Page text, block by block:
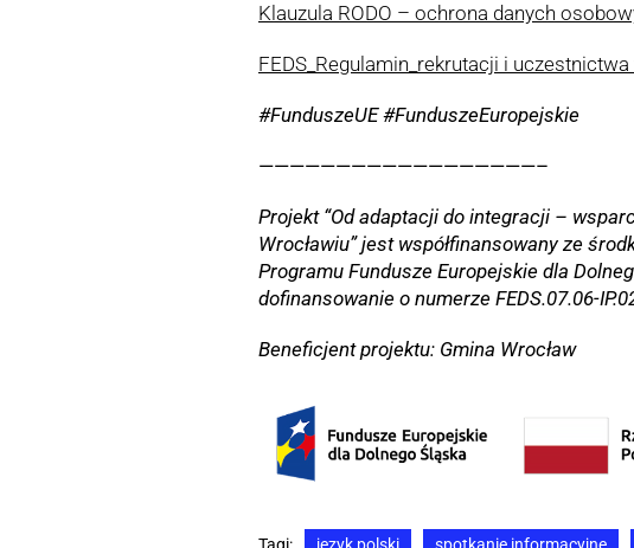
Klauzula RODO – ochrona danych
FEDS_Regulamin_rekrutacji i
#FunduszeUE #FunduszeEuropejskie
——————————————————–
Projekt “Od adaptacji do integracji –
Wrocławiu” jest współfinansowany ze
Programu Fundusze Europejskie dla
dofinansowanie o numerze FEDS.07.06-
Beneficjent projektu: Gmina Wrocław